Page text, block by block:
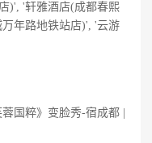
)', '轩雅酒店(成都春熙
年路地铁站店)', '云游
国粹》变脸秀-宿成都 |